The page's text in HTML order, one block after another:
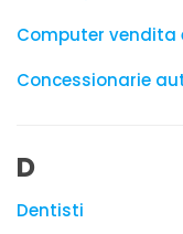
Computer vendita
Concessionarie
D
Dentisti